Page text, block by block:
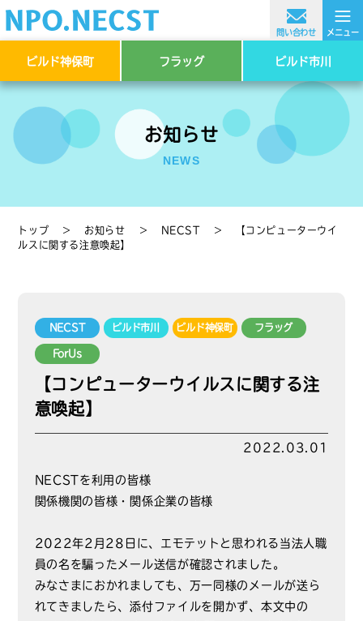
≡
メニュー
問い合わせ
ビルド神保町 フラッグ ビルド市川
お知らせ
NEWS
トップ ＞ お知らせ ＞ NECST＞
【コンピューターウイ
ルスに関する注意喚起】
NECST ビルド市川 ビルド神保町 フラッグ
ForUs
【コンピューターウイルスに関する注
意喚起】
2022.03.01
NECSTを利用の皆様
関係機関の皆様・関係企業の皆様
2022年2月28日に、エモテットと思われる当法人職
員の名を騙ったメール送信が確認されました。
みなさまにおかれましても、万一同様のメールが送ら
れてきましたら、添付ファイルを開かず、本文中の